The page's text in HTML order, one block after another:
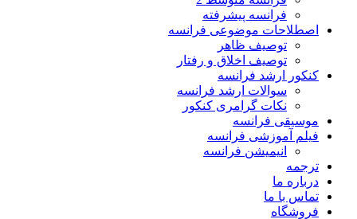
فرانسه پیشرفته
اصطلاحات موضوعی فرانسه
توصیف ظاهر
توصیف اخلاق و رفتار
کنکور ارشد فرانسه
سوالات ارشد فرانسه
نکات گرامری کنکور
موسیقی فرانسه
فیلم آموزشی فرانسه
انیمیشن فرانسه
ترجمه
درباره ما
تماس با ما
فروشگاه